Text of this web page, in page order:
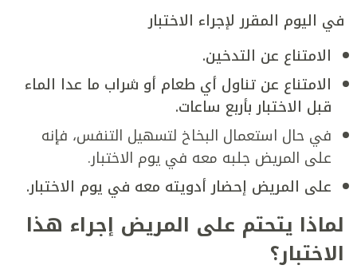
في اليوم المقرر لإجراء الاختبار
الامتناع عن التدخين.
الامتناع عن تناول أي طعام أو شراب ما عدا الماء
قبل الاختبار بأربع ساعات.
في حال استعمال البخاخ لتسهيل التنفس، فإنه
على المريض جلبه معه في يوم الاختبار.
على المريض إحضار أدويته معه في يوم الاختبار.
لماذا يتحتم على المريض إجراء هذا
الاختبار؟